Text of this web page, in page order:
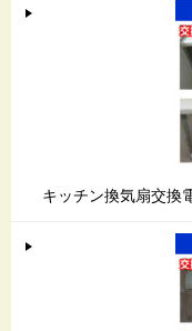
キッチン換気扇交換